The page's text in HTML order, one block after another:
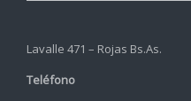
Lavalle 471 – Rojas Bs.As.
Teléfono